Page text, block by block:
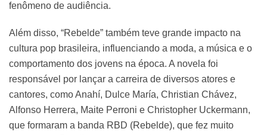
fenômeno de audiência.
Além disso, “Rebelde” também teve grande impacto na
cultura pop brasileira, influenciando a moda, a música e o
comportamento dos jovens na época. A novela foi
responsável por lançar a carreira de diversos atores e
cantores, como Anahí, Dulce María, Christian Chávez,
Alfonso Herrera, Maite Perroni e Christopher Uckermann,
que formaram a banda RBD (Rebelde), que fez muito